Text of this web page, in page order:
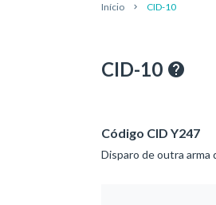
Início CID-10
CID-10
Código CID Y247
Disparo de outra arma